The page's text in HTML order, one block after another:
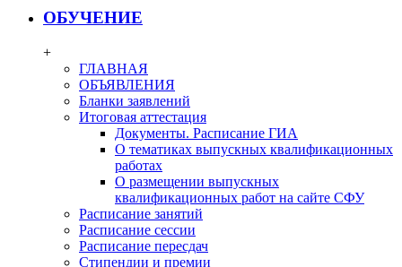
ОБУЧЕНИЕ
+
ГЛАВНАЯ
ОБЪЯВЛЕНИЯ
Бланки заявлений
Итоговая аттестация
Документы. Расписание ГИА
О тематиках выпускных квалификационных
работах
О размещении выпускных
квалификационных работ на сайте СФУ
Расписание занятий
Расписание сессии
Расписание пересдач
Стипендии и премии